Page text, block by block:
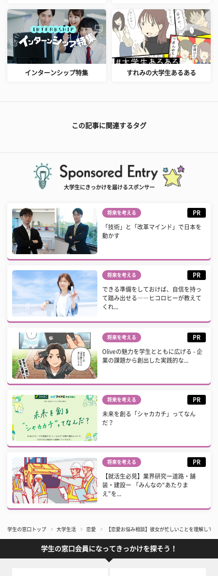
インターンシップ特集 すれみの大学生あるある
この記事に関連するタグ
大学生にきっかけを届けるスポンサー
将来を考える PR
「技術」と「改革マインド」で日本を
動かす
将来を考える PR
できる準備をしておけば、自信を持っ
て踏み出せる――ヒコロヒーが教えて
くれ...
将来を考える PR
Oliveの魅力を学生とともに広げる - 企
業の課題から創出した実践的な...
将来を考える PR
未来を創る「シャカカチ」ってなん
だ？
将来を考える PR
【就活生必見】業界研究ー道路・舗
装・建設ー 「みんなの“あたりま
え”を...
学生の窓口トップ 大学生活 恋愛 【恋愛お悩み相談】彼女が忙しいことを理解し
学生の窓口会員になってきっかけを探そう！